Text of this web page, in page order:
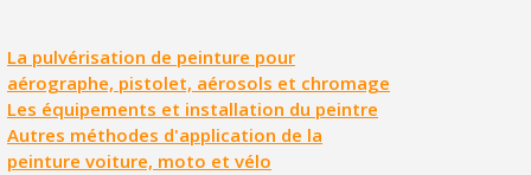
La pulvérisation de peinture pour
aérographe, pistolet, aérosols et chromage
Les équipements et installation du peintre
Autres méthodes d'application de la
peinture voiture, moto et vélo